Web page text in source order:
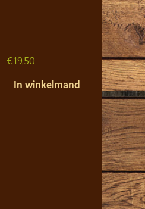
€19,50
In winkelmand